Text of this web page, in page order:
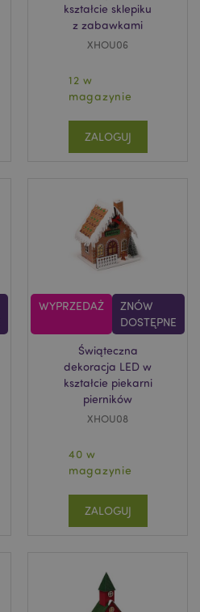
kształcie sklepiku
z zabawkami
XHOU06
12 w
magazynie
ZALOGUJ
WYPRZEDAŻ
ZNÓW
DOSTĘPNE
Świąteczna
dekoracja LED w
kształcie piekarni
pierników
XHOU08
40 w
magazynie
ZALOGUJ